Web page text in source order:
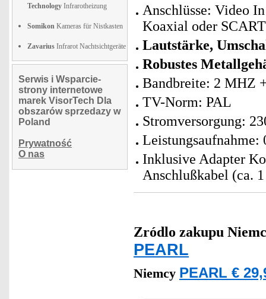
Technology Infrarotheizung
Somikon Kameras für Nistkasten
Zavarius Infrarot Nachtsichtgeräte
Serwis i Wsparcie-
strony internetowe
marek VisorTech Dla
obszarów sprzedazy w
Poland
Prywatność
O nas
Anschlüsse: Video
Koaxial oder SCART
Lautstärke,
Robustes
Bandbreite: 2 MHZ
TV-Norm: PAL
Stromversorgung:
Leistungsaufnahme:
Inklusive Adapter
Anschlußkabel (ca.
Zródlo zakupu
PEARL
Niemcy PEARL €